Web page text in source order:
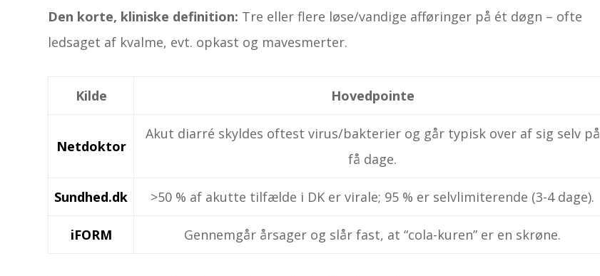
Den korte, kliniske definition: Tre eller flere løse/vandige afføringer på ét døgn – ofte
ledsaget af kvalme, evt. opkast og mavesmerter.
Kilde Hovedpointe
Netdoktor
Akut diarré skyldes oftest virus/bakterier og går typisk over af sig selv på
få dage.
Sundhed.dk >50 % af akutte tilfælde i DK er virale; 95 % er selvlimiterende (3-4 dage).
iFORM Gennemgår årsager og slår fast, at “cola-kuren” er en skrøne.